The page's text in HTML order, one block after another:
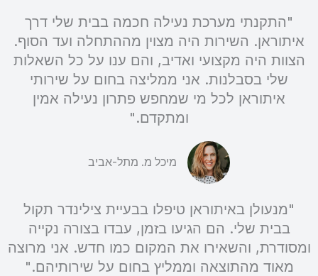
"התקנתי מערכת נעילה חכמה בבית שלי דרך
איתוראן. השירות היה מצוין מההתחלה ועד הסוף.
הצוות היה מקצועי ואדיב, והם ענו על כל השאלות
שלי בסבלנות. אני ממליצה בחום על שירותי
איתוראן לכל מי שמחפש פתרון נעילה אמין
ומתקדם."
מיכל מ. מתל-אביב
"מנעולן באיתוראן טיפלו בבעיית צילינדר תקול
בבית שלי. הם הגיעו בזמן, עבדו בצורה נקייה
ומסודרת, והשאירו את המקום כמו חדש. אני מרוצה
מאוד מהתוצאה וממליץ בחום על שירותיהם."